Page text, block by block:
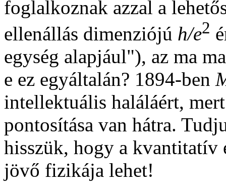
foglalkoznak azzal a
ellenállás dimenziójú h/e2
egység alapjául"), az ma
e ez egyáltalán? 1894-ben
intellektuális haláláért,
pontosítása van hátra.
hisszük, hogy a kvantitatív
jövő fizikája lehet!